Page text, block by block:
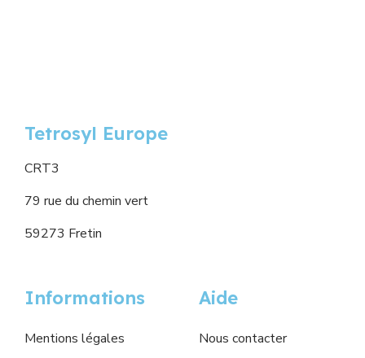
Tetrosyl Europe
CRT3
79 rue du chemin vert
59273 Fretin
Informations
Mentions légales
Aide
Nous contacter